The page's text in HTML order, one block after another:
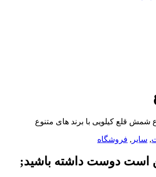
شمش قلع کیلویی با برند های متنوع
, سایر , فروشگاه
است دوست داشته باشید;